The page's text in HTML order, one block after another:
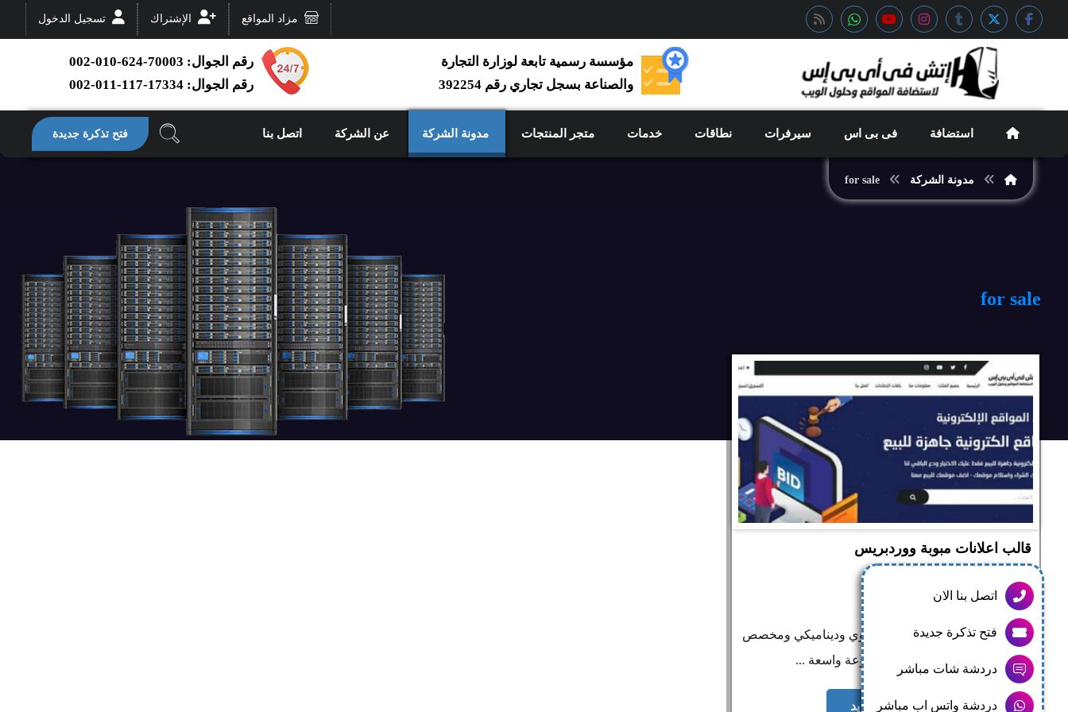
مزاد المواقع الإشتراك تسجيل الدخول
مؤسسة رسمية تابعة لوزارة التجارة
والصناعة بسجل تجاري رقم 392254
رقم الجوال: 70003-624-010-002
رقم الجوال: 17334-117-011-002
استضافة فى بى اس سيرفرات نطاقات خدمات متجر المنتجات مدونة الشركة عن الشركة اتصل بنا فتح تذكرة جديدة
مدونة الشركة for sale
for sale
قالب اعلانات مبوبة ووردبريس
القسم العام
19/02/2020
قالب اعلانات مبوبة ووردبريس قوي وديناميكي ومخصص
للغاية يأتي قالب عقارت مع مجموعة واسعة ...
اقرأ المزيد
اتصل بنا الان
فتح تذكرة جديدة
دردشة شات مباشر
دردشة واتس اب مباشر